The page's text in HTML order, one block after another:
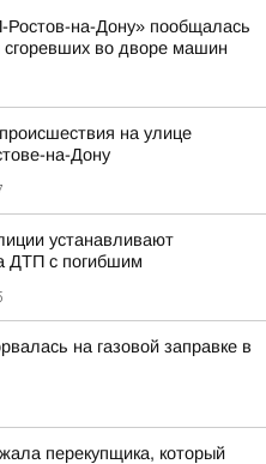
на-Дону» пообщалась
во дворе машин
на улице
на-Дону
устанавливают
ДТП с погибшим
на газовой заправке в
перекупщика, который